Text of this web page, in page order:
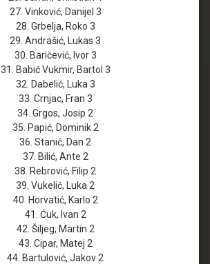
27. Vinković, Danijel 3
28. Grbelja, Roko 3
29. Andrašić, Lukas 3
30. Baričević, Ivor 3
31. Babić Vukmir, Bartol 3
32. Dabelić, Luka 3
33. Crnjac, Fran 3
34. Grgos, Josip 2
35. Papić, Dominik 2
36. Stanić, Dan 2
37. Bilić, Ante 2
38. Rebrović, Filip 2
39. Vukelić, Luka 2
40. Horvatić, Karlo 2
41. Ćuk, Ivan 2
42. Šiljeg, Martin 2
43. Cipar, Matej 2
44. Bartulović, Jakov 2